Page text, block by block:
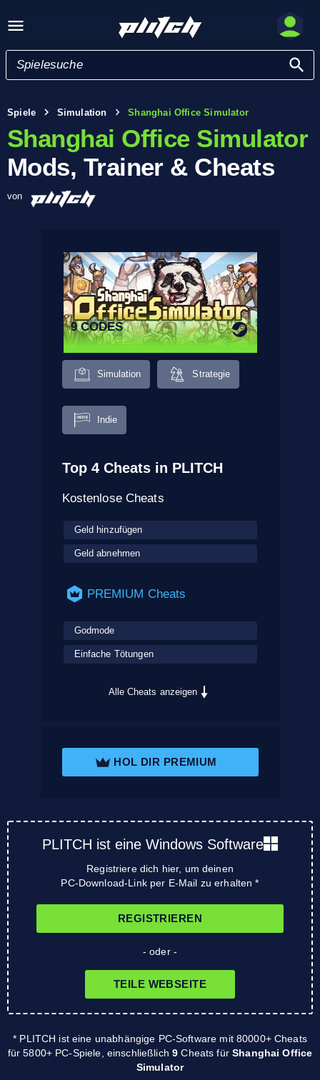
Spiele Simulation Shanghai Office Simulator
Shanghai Office Simulator
Mods, Trainer & Cheats
von
9 CODES
Simulation Strategie
Indie
Top 4 Cheats in PLITCH
Kostenlose Cheats
Geld hinzufügen
Geld abnehmen
PREMIUM Cheats
Godmode
Einfache Tötungen
Alle Cheats anzeigen
HOL DIR PREMIUM
PLITCH ist eine Windows Software
Registriere dich hier, um deinen
PC-Download-Link per E-Mail zu erhalten *
REGISTRIEREN
- oder -
TEILE WEBSEITE
* PLITCH ist eine unabhängige PC-Software mit 80000+ Cheats
für 5800+ PC-Spiele, einschließlich9 Cheats fürShanghai Office
Simulator